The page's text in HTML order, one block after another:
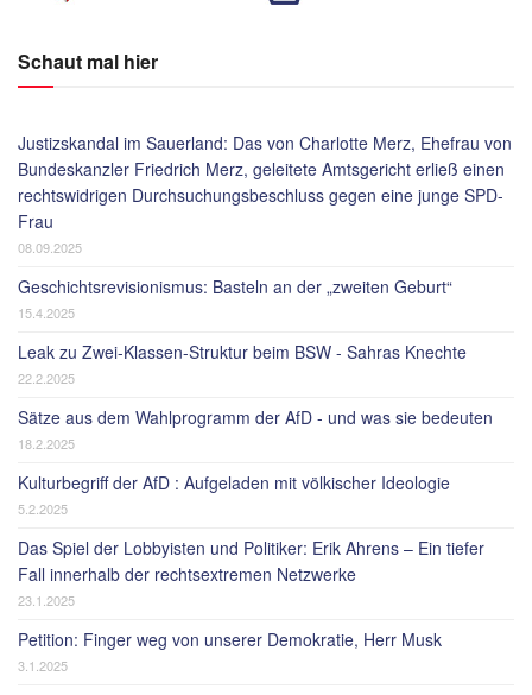
Schaut mal hier
Justizskandal im Sauerland: Das von Charlotte Merz, Ehefrau von
Bundeskanzler Friedrich Merz, geleitete Amtsgericht erließ einen
rechtswidrigen Durchsuchungsbeschluss gegen eine junge SPD-
Frau
08.09.2025
Geschichtsrevisionismus: Basteln an der „zweiten Geburt“
15.4.2025
Leak zu Zwei-Klassen-Struktur beim BSW - Sahras Knechte
22.2.2025
Sätze aus dem Wahlprogramm der AfD - und was sie bedeuten
18.2.2025
Kulturbegriff der AfD : Aufgeladen mit völkischer Ideologie
5.2.2025
Das Spiel der Lobbyisten und Politiker: Erik Ahrens – Ein tiefer
Fall innerhalb der rechtsextremen Netzwerke
23.1.2025
Petition: Finger weg von unserer Demokratie, Herr Musk
3.1.2025